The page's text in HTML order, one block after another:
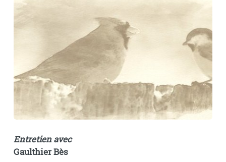
Entretien avec
Gaulthier Bès